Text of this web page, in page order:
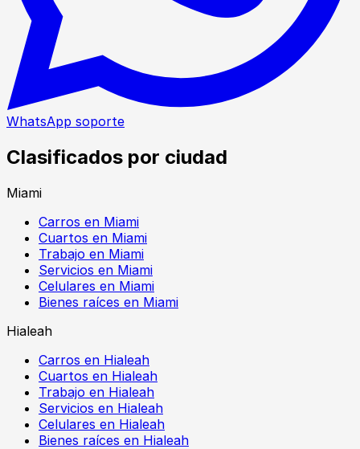
WhatsApp soporte
Clasificados por ciudad
Miami
Carros en Miami
Cuartos en Miami
Trabajo en Miami
Servicios en Miami
Celulares en Miami
Bienes raíces en Miami
Hialeah
Carros en Hialeah
Cuartos en Hialeah
Trabajo en Hialeah
Servicios en Hialeah
Celulares en Hialeah
Bienes raíces en Hialeah